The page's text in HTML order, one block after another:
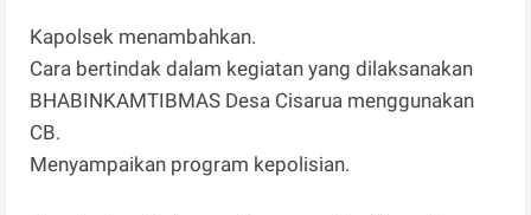
Kapolsek menambahkan.
Cara bertindak dalam kegiatan yang dilaksanakan
BHABINKAMTIBMAS Desa Cisarua menggunakan
CB.
Menyampaikan program kepolisian.